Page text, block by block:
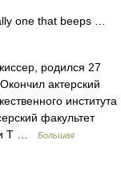
one that beeps …
родился 27
актерский
института
факультет
и Т …
Большая